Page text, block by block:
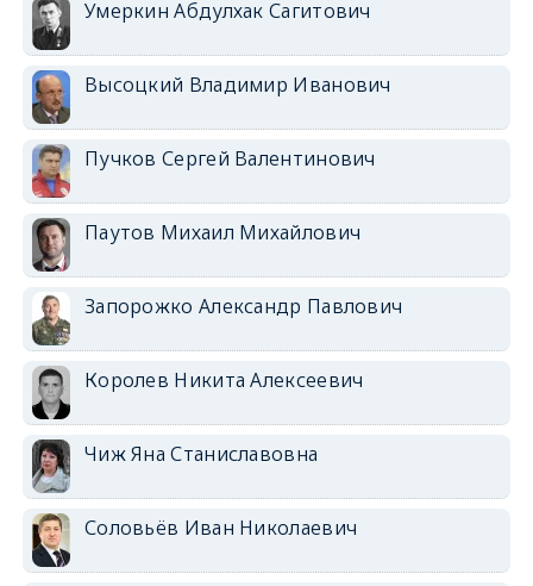
Умеркин Абдулхак Сагитович
Высоцкий Владимир Иванович
Пучков Сергей Валентинович
Паутов Михаил Михайлович
Запорожко Александр Павлович
Королев Никита Алексеевич
Чиж Яна Станиславовна
Соловьёв Иван Николаевич